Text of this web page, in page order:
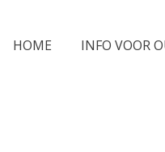
HOME INFO VOOR